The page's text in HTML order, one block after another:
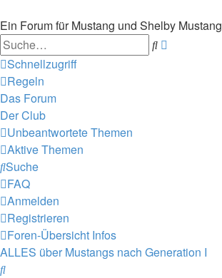
Ein Forum für Mustang und Shelby
Suche
Schnellzugriff
Regeln
Das Forum
Der Club
Unbeantwortete Themen
Aktive Themen
Suche
FAQ
Anmelden
Registrieren
Foren-Übersicht Infos
ALLES über Mustangs nach Generation I
Suche